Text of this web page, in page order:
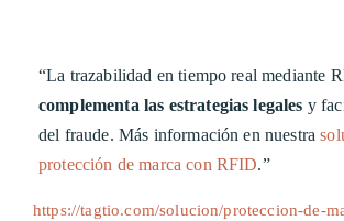
“La trazabilidad en tiempo real mediante
complementa las estrategias legales y
del fraude. Más información en nuestra
protección de marca con RFID.”
https://tagtio.com/solucion/proteccion-de-